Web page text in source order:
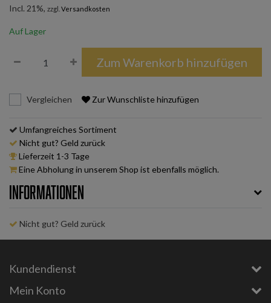
Incl. 21%, zzgl. Versandkosten
Auf Lager
Zum Warenkorb hinzufügen
Vergleichen Zur Wunschliste hinzufügen
Umfangreiches Sortiment
Nicht gut? Geld zurück
Lieferzeit 1-3 Tage
Eine Abholung in unserem Shop ist ebenfalls möglich.
Informationen
Nicht gut? Geld zurück
Kundendienst
Mein Konto